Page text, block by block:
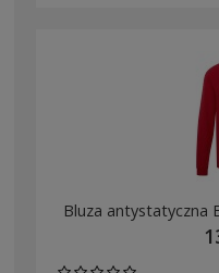
Bluza antystatyczna